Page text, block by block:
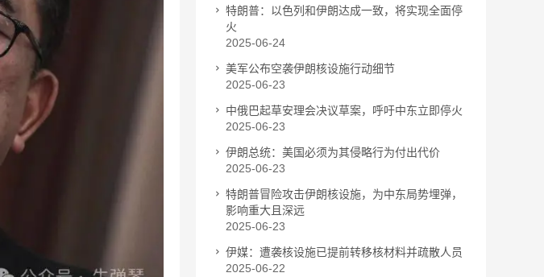
特朗普：以色列和伊朗达成一致，将实现全面停
火
2025-06-24
美军公布空袭伊朗核设施行动细节
2025-06-23
中俄巴起草安理会决议草案，呼吁中东立即停火
2025-06-23
伊朗总统：美国必须为其侵略行为付出代价
2025-06-23
特朗普冒险攻击伊朗核设施，为中东局势埋弹，
影响重大且深远
2025-06-23
伊媒：遭袭核设施已提前转移核材料并疏散人员
2025-06-22